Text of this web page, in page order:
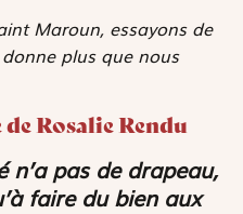
Maroun, essayons de
plus que nous
de Rosalie Rendu
n’a pas de drapeau,
faire du bien aux